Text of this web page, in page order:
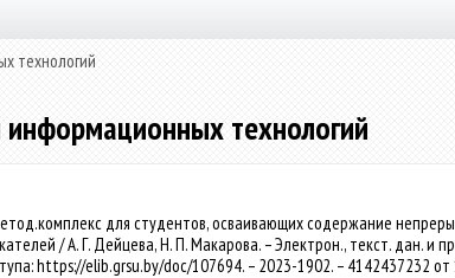
технологий
технологий
для студентов, осваивающих содержание
/ А. Г. Дейцева, Н. П. Макарова. – Электрон., текст. дан. и
https://elib.grsu.by/doc/107694. – 2023-1902. – 4142437232